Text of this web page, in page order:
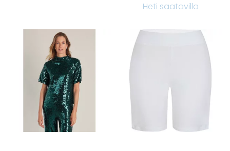
Heti saatavilla